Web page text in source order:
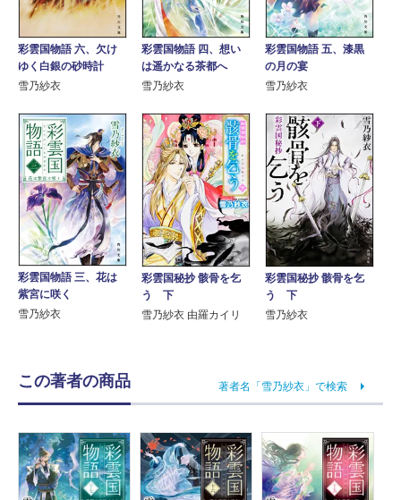
彩雲国物語 六、欠け
ゆく白銀の砂時計
雪乃紗衣
彩雲国物語 四、想い
は遥かなる茶都へ
雪乃紗衣
彩雲国物語 五、漆黒
の月の宴
雪乃紗衣
彩雲国物語 三、花は
紫宮に咲く
雪乃紗衣
彩雲国秘抄 骸骨を乞
う 下
雪乃紗衣 由羅カイリ
彩雲国秘抄 骸骨を乞
う 下
雪乃紗衣
この著者の商品 著者名「雪乃紗衣」で検索